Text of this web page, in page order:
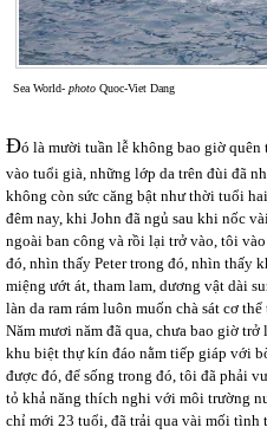
Sea World- photo Quoc-Viet Dang
Đó là mười tuần lễ không bao giờ
vào tuổi già, những lớp da trên đùi đã
không còn sức căng bật như thời tuổi
đêm nay, khi John đã ngủ sau khi nốc
ngoài ban công và rồi lại trở vào, tôi
đó, nhìn thấy Peter trong đó, nhìn thấy
miệng ướt át, tham lam, dương vật dài
làn da ram rám luôn muốn chà sát cơ thể
Năm mươi năm đã qua, chưa bao giờ
khu biệt thự kín đáo nằm tiếp giáp với
được đó, để sống trong đó, tôi đã phải
tỏ khả năng thích nghi với môi trường
chỉ mới 23 tuổi, đã trải qua vài mối tình